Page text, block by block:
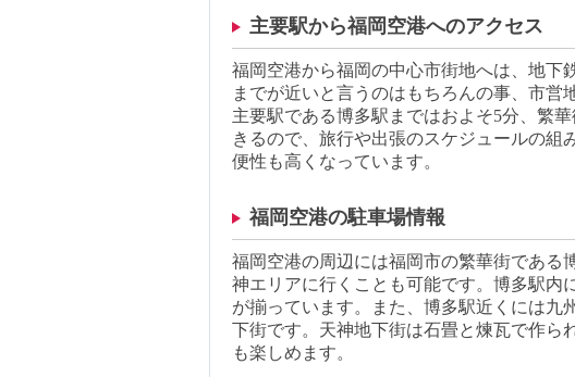
主要駅から福岡空港へのアクセス
福岡空港から福岡の中心市街地へは、地下
までが近いと言うのはもちろんの事、市
主要駅である博多駅まではおよそ5分、繁
きるので、旅行や出張のスケジュールの組
便性も高くなっています。
福岡空港の駐車場情報
福岡空港の周辺には福岡市の繁華街である
神エリアに行くことも可能です。博多駅内
が揃っています。また、博多駅近くには九
下街です。天神地下街は石畳と煉瓦で作ら
も楽しめます。